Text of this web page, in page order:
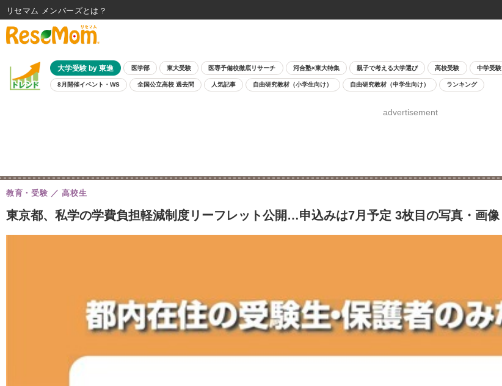
大学受験 by 東進 医学部 東大受験 医専予備校徹底リサーチ 河合塾×東大特集 親子で考える大学選び 高校受験 中学受験
8月開催イベント・WS 全国公立高校 過去問 人気記事 自由研究教材（小学生向け） 自由研究教材（中学生向け） ランキング
advertisement
東京都、私学の学費負担軽減制度リーフレット公開…申込みは7月予定 3枚目の写真・画像
教育・受験 高校生
リセマム メンバーズ